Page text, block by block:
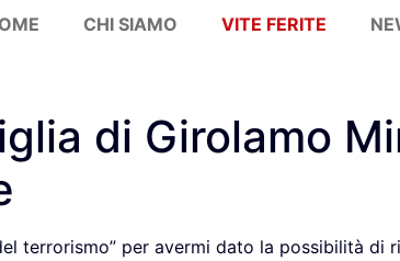
CHI SIAMO VITE FERITE
di Girolamo
terrorismo” per avermi dato la possibilità